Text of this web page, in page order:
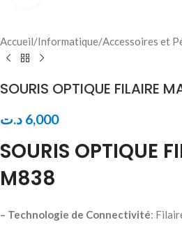
Accueil Informatique Accessoires et
SOURIS OPTIQUE FILAIRE
6,000 د.ت
SOURIS OPTIQUE
M838
– Technologie de Connectivité: